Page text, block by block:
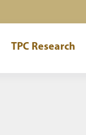
TPC Research